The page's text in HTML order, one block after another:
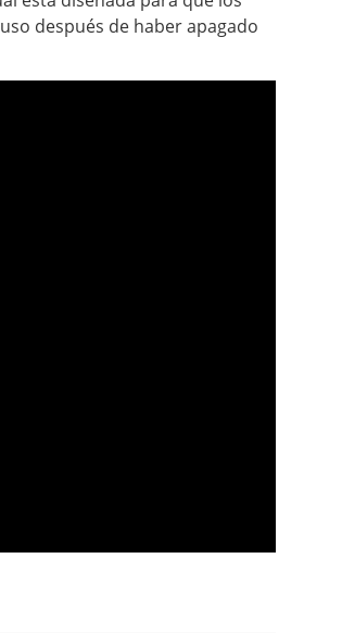
después de haber apagado